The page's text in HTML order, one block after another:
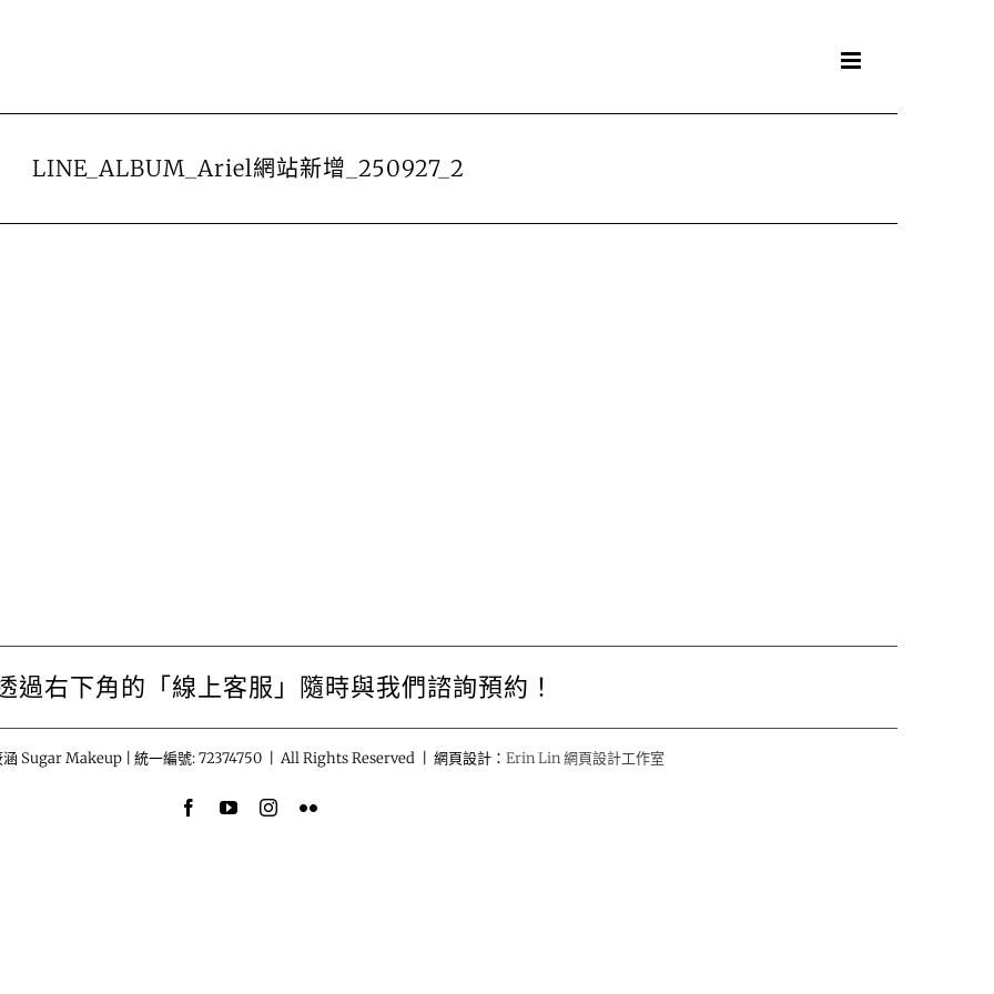
LINE_ALBUM_Ariel網站新增_250927_2
過右下角的「線上客服」隨時與我們諮詢預約！
Sugar Makeup | 統一編號: 72374750 | All Rights Reserved | 網頁設計： Erin Lin 網頁設計工作室
FacebookYouTubeInstagram
Flickr